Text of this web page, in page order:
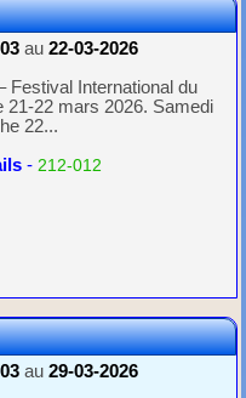
au22-03-2026
Festival International du
21-22 mars 2026. Samedi
22...
- 212-012
au29-03-2026